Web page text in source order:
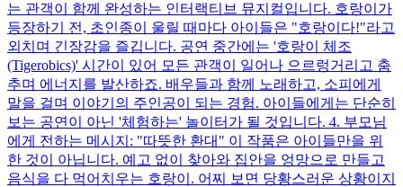
는 관객이 함께 완성하는 인터랙티브 뮤지컬입니다. 호랑이가
등장하기 전, 초인종이 울릴 때마다 아이들은 "호랑이다!"라고
외치며 긴장감을 즐깁니다. 공연 중간에는 '호랑이 체조
(Tigerobics)' 시간이 있어 모든 관객이 일어나 으르렁거리고 춤
추며 에너지를 발산하죠. 배우들과 함께 노래하고, 소피에게
말을 걸며 이야기의 주인공이 되는 경험. 아이들에게는 단순히
보는 공연이 아닌 '체험하는' 놀이터가 될 것입니다. 4. 부모님
에게 전하는 메시지: "따뜻한 환대" 이 작품은 아이들만을 위
한 것이 아닙니다. 예고 없이 찾아와 집안을 엉망으로 만들고
음식을 다 먹어치우는 호랑이. 어찌 보면 당황스러운 상황이지